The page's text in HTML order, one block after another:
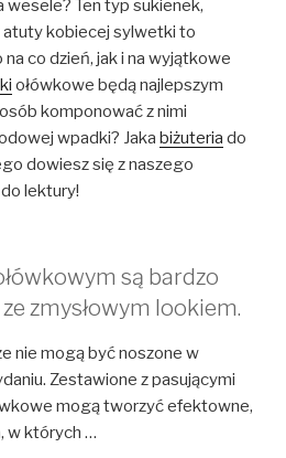
wesele? Ten typ sukienek,
kobiecej sylwetki to
co dzień, jak i na wyjątkowe
ołówkowe będą najlepszym
komponować z nimi
wpadki? Jaka biżuteria do
dowiesz się z naszego
lektury!
są bardzo
zmysłowym lookiem.
nie mogą być noszone w
Zestawione z pasującymi
mogą tworzyć efektowne,
w których …